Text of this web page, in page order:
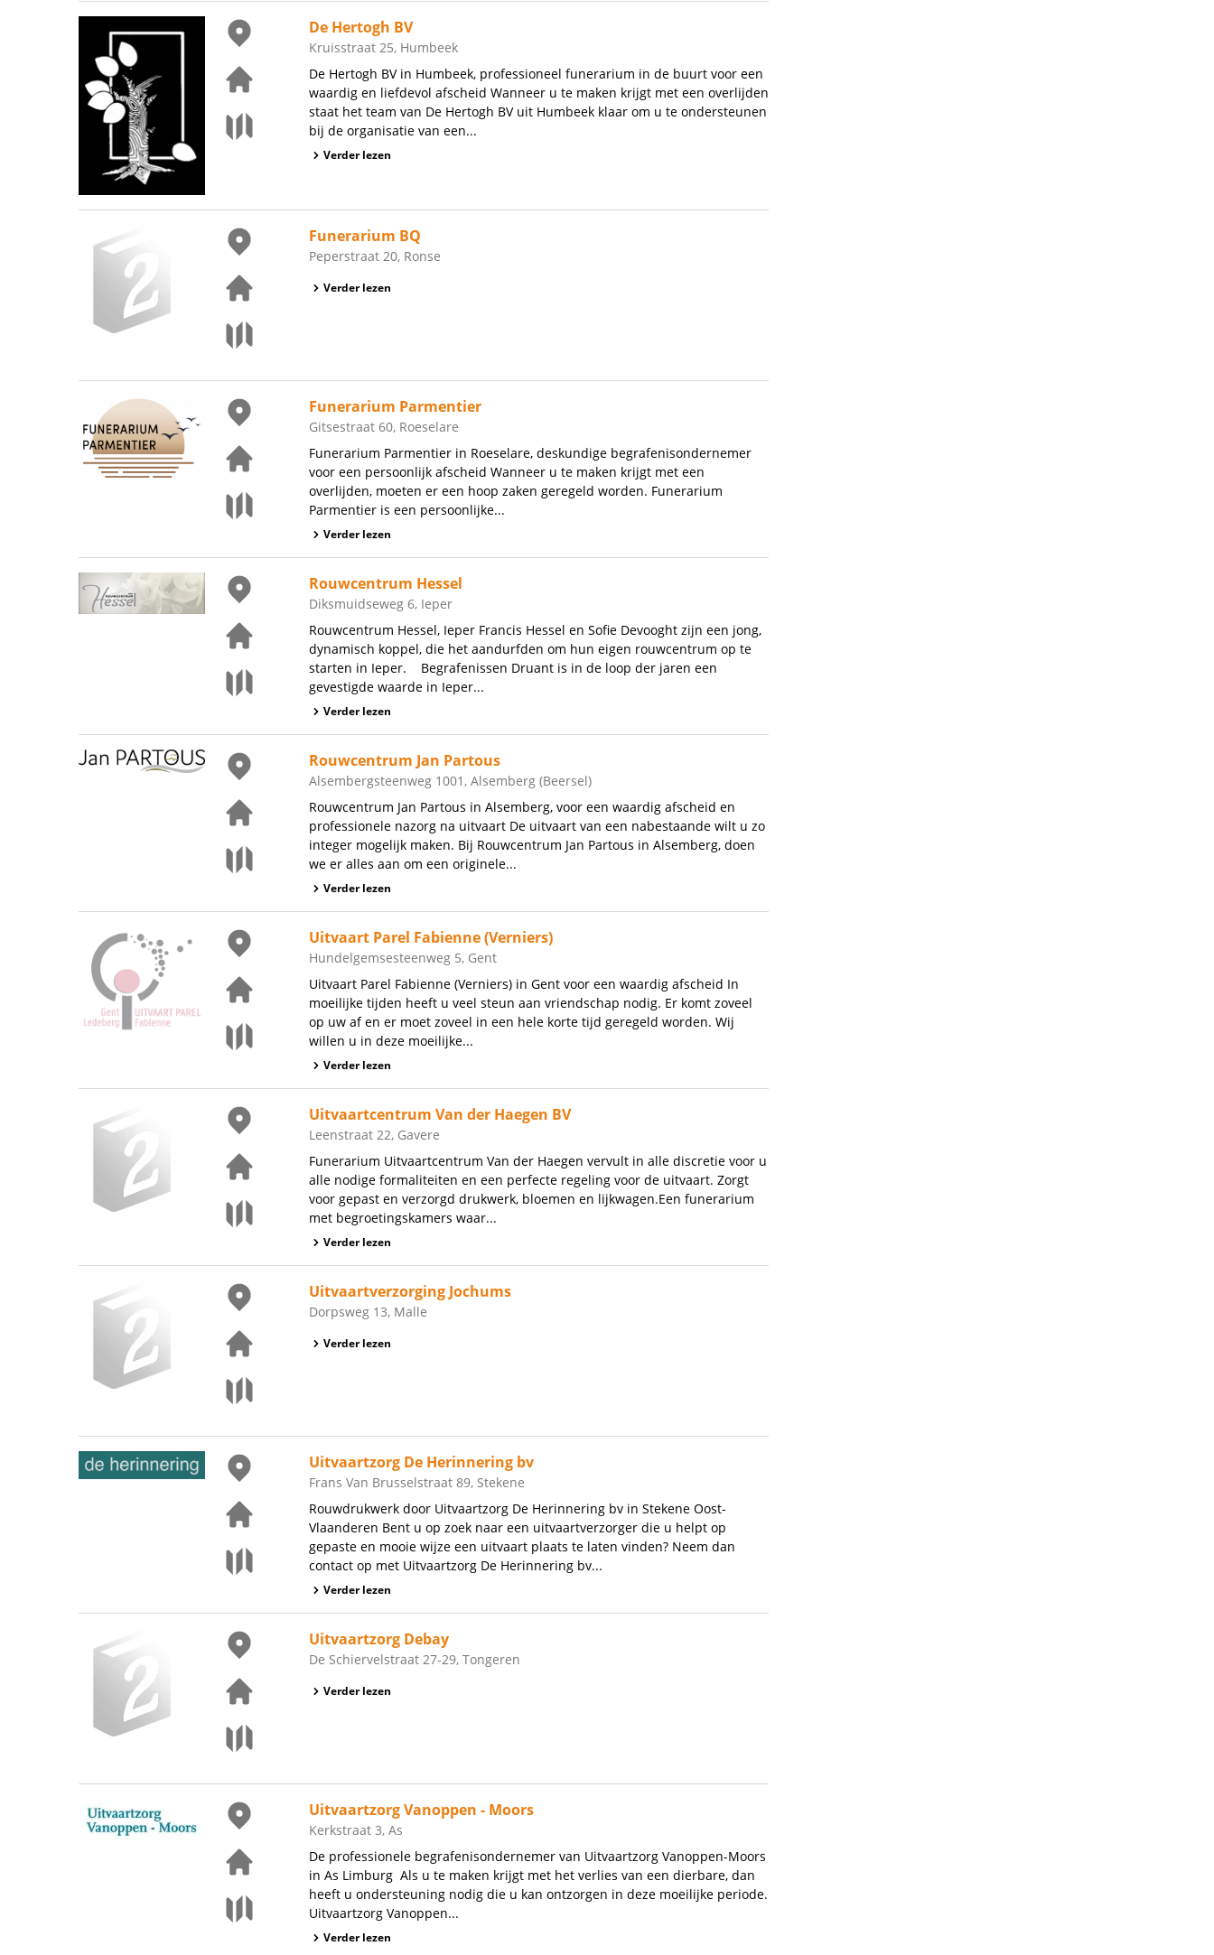
De Hertogh BV
Kruisstraat 25, Humbeek
De Hertogh BV in Humbeek, professioneel funerarium in de buurt voor een
waardig en liefdevol afscheid Wanneer u te maken krijgt met een overlijden
staat het team van De Hertogh BV uit Humbeek klaar om u te ondersteunen
bij de organisatie van een...
Verder lezen
Funerarium BQ
Peperstraat 20, Ronse
Verder lezen
Funerarium Parmentier
Gitsestraat 60, Roeselare
Funerarium Parmentier in Roeselare, deskundige begrafenisondernemer
voor een persoonlijk afscheid Wanneer u te maken krijgt met een
overlijden, moeten er een hoop zaken geregeld worden. Funerarium
Parmentier is een persoonlijke...
Verder lezen
Rouwcentrum Hessel
Diksmuidseweg 6, Ieper
Rouwcentrum Hessel, Ieper Francis Hessel en Sofie Devooght zijn een jong,
dynamisch koppel, die het aandurfden om hun eigen rouwcentrum op te
starten in Ieper. Begrafenissen Druant is in de loop der jaren een
gevestigde waarde in Ieper...
Verder lezen
Rouwcentrum Jan Partous
Alsembergsteenweg 1001, Alsemberg (Beersel)
Rouwcentrum Jan Partous in Alsemberg, voor een waardig afscheid en
professionele nazorg na uitvaart De uitvaart van een nabestaande wilt u zo
integer mogelijk maken. Bij Rouwcentrum Jan Partous in Alsemberg, doen
we er alles aan om een originele...
Verder lezen
Uitvaart Parel Fabienne (Verniers)
Hundelgemsesteenweg 5, Gent
Uitvaart Parel Fabienne (Verniers) in Gent voor een waardig afscheid In
moeilijke tijden heeft u veel steun aan vriendschap nodig. Er komt zoveel
op uw af en er moet zoveel in een hele korte tijd geregeld worden. Wij
willen u in deze moeilijke...
Verder lezen
Uitvaartcentrum Van der Haegen BV
Leenstraat 22, Gavere
Funerarium Uitvaartcentrum Van der Haegen vervult in alle discretie voor u
alle nodige formaliteiten en een perfecte regeling voor de uitvaart. Zorgt
voor gepast en verzorgd drukwerk, bloemen en lijkwagen.Een funerarium
met begroetingskamers waar...
Verder lezen
Uitvaartverzorging Jochums
Dorpsweg 13, Malle
Verder lezen
Uitvaartzorg De Herinnering bv
Frans Van Brusselstraat 89, Stekene
Rouwdrukwerk door Uitvaartzorg De Herinnering bv in Stekene Oost-
Vlaanderen Bent u op zoek naar een uitvaartverzorger die u helpt op
gepaste en mooie wijze een uitvaart plaats te laten vinden? Neem dan
contact op met Uitvaartzorg De Herinnering bv...
Verder lezen
Uitvaartzorg Debay
De Schiervelstraat 27-29, Tongeren
Verder lezen
Uitvaartzorg Vanoppen - Moors
Kerkstraat 3, As
De professionele begrafenisondernemer van Uitvaartzorg Vanoppen-Moors
in As Limburg Als u te maken krijgt met het verlies van een dierbare, dan
heeft u ondersteuning nodig die u kan ontzorgen in deze moeilijke periode.
Uitvaartzorg Vanoppen...
Verder lezen